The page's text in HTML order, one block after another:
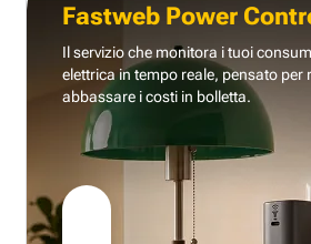
Fastweb Power
Il servizio che monitora i tuoi
elettrica in tempo reale, pensato per
abbassare i costi in bolletta.